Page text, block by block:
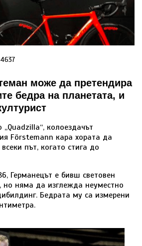
4637
може да претендира
бедра на планетата, и
колоездачът
Förstemann кара хората да
път, когато стига до
Германецът е бивш световен
няма да изглежда неуместно
Бедрата му са измерени